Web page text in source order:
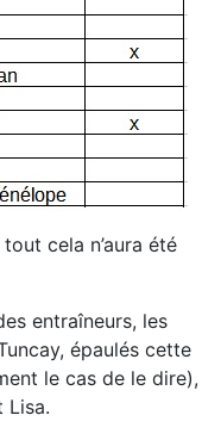
cela n’aura été
entraîneurs, les
épaulés cette
le cas de le dire),
Lisa.